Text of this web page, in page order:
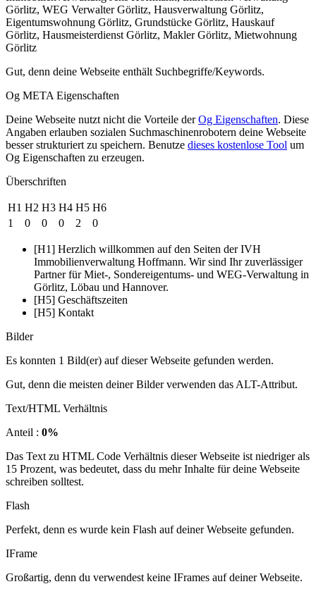
Görlitz, WEG Verwalter Görlitz, Hausverwaltung Görlitz,
Eigentumswohnung Görlitz, Grundstücke Görlitz, Hauskauf
Görlitz, Hausmeisterdienst Görlitz, Makler Görlitz, Mietwohnung
Görlitz
Gut, denn deine Webseite enthält Suchbegriffe/Keywords.
Og META Eigenschaften
Deine Webseite nutzt nicht die Vorteile derOg Eigenschaften. Diese
Angaben erlauben sozialen Suchmaschinenrobotern deine Webseite
besser strukturiert zu speichern. Benutze dieses kostenlose Tool um
Og Eigenschaften zu erzeugen.
Überschriften
H1 H2 H3 H4 H5 H6
1
0 0 0 2 0
[H1] Herzlich willkommen auf den Seiten der IVH
Immobilienverwaltung Hoffmann. Wir sind Ihr zuverlässiger
Partner für Miet-, Sondereigentums- und WEG-Verwaltung in
Görlitz, Löbau und Hannover.
[H5] Geschäftszeiten
[H5] Kontakt
Bilder
Es konnten 1 Bild(er) auf dieser Webseite gefunden werden.
Gut, denn die meisten deiner Bilder verwenden das ALT-Attribut.
Text/HTML Verhältnis
Anteil : 0%
Das Text zu HTML Code Verhältnis dieser Webseite ist niedriger als
15 Prozent, was bedeutet, dass du mehr Inhalte für deine Webseite
schreiben solltest.
Flash
Perfekt, denn es wurde kein Flash auf deiner Webseite gefunden.
IFrame
Großartig, denn du verwendest keine IFrames auf deiner Webseite.